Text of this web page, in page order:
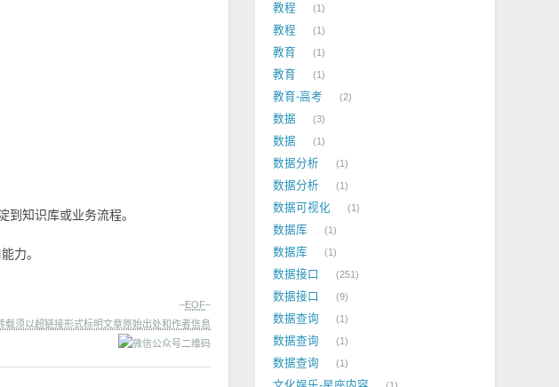
到知识库或业务流程。
力。
–EOF–
载须以超链接形式标明文章原始出处和作者信息
教程 1
教程 1
教育 1
教育 1
教育-高考 2
数据 3
数据 1
数据分析 1
数据分析 1
数据可视化 1
数据库 1
数据库 1
数据接口 251
数据接口 9
数据查询 1
数据查询 1
数据查询 1